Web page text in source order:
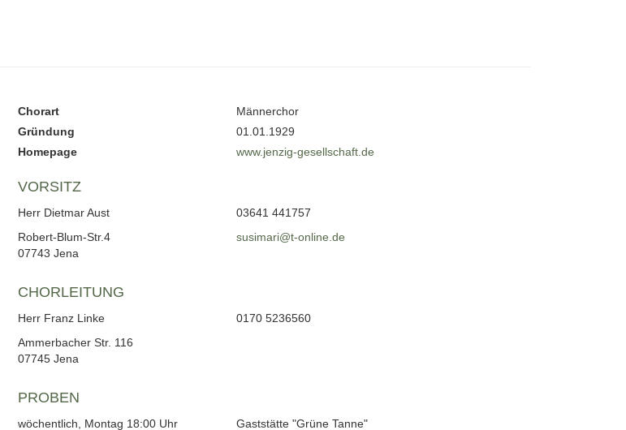
Chorart
Männerchor
Gründung
01.01.1929
Homepage
www.jenzig-gesellschaft.de
VORSITZ
Herr Dietmar Aust
Robert-Blum-Str.4
07743 Jena
03641 441757
susimari@t-online.de
CHORLEITUNG
Herr Franz Linke
Ammerbacher Str. 116
07745 Jena
0170 5236560
PROBEN
wöchentlich, Montag 18:00 Uhr Gaststätte "Grüne Tanne"